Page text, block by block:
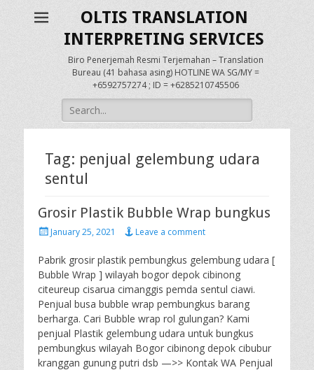
OLTIS TRANSLATION
INTERPRETING SERVICES
Biro Penerjemah Resmi Terjemahan – Translation
Bureau (41 bahasa asing) HOTLINE WA SG/MY =
+6592757274 ; ID = +6285210745506
Search
for:
Tag: penjual gelembung udara
sentul
Grosir Plastik Bubble Wrap bungkus
PostedJanuary 25, 2021 Leave a comment
Pabrik grosir plastik pembungkus gelembung udara [
Bubble Wrap ] wilayah bogor depok cibinong
citeureup cisarua cimanggis pemda sentul ciawi.
Penjual busa bubble wrap pembungkus barang
berharga. Cari Bubble wrap rol gulungan? Kami
penjual Plastik gelembung udara untuk bungkus
pembungkus wilayah Bogor cibinong depok cibubur
kranggan gunung putri dsb —>> Kontak WA Penjual